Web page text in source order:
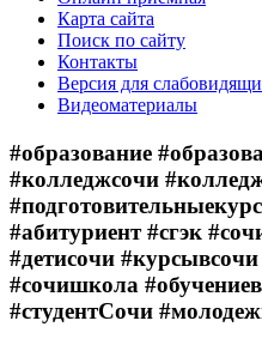
Карта сайта
Поиск по сайту
Контакты
Версия для
Видеоматериалы
#образование
#колледжсочи
#абитуриент #сгэк
#детисочи
#сочишкола
#студентСочи